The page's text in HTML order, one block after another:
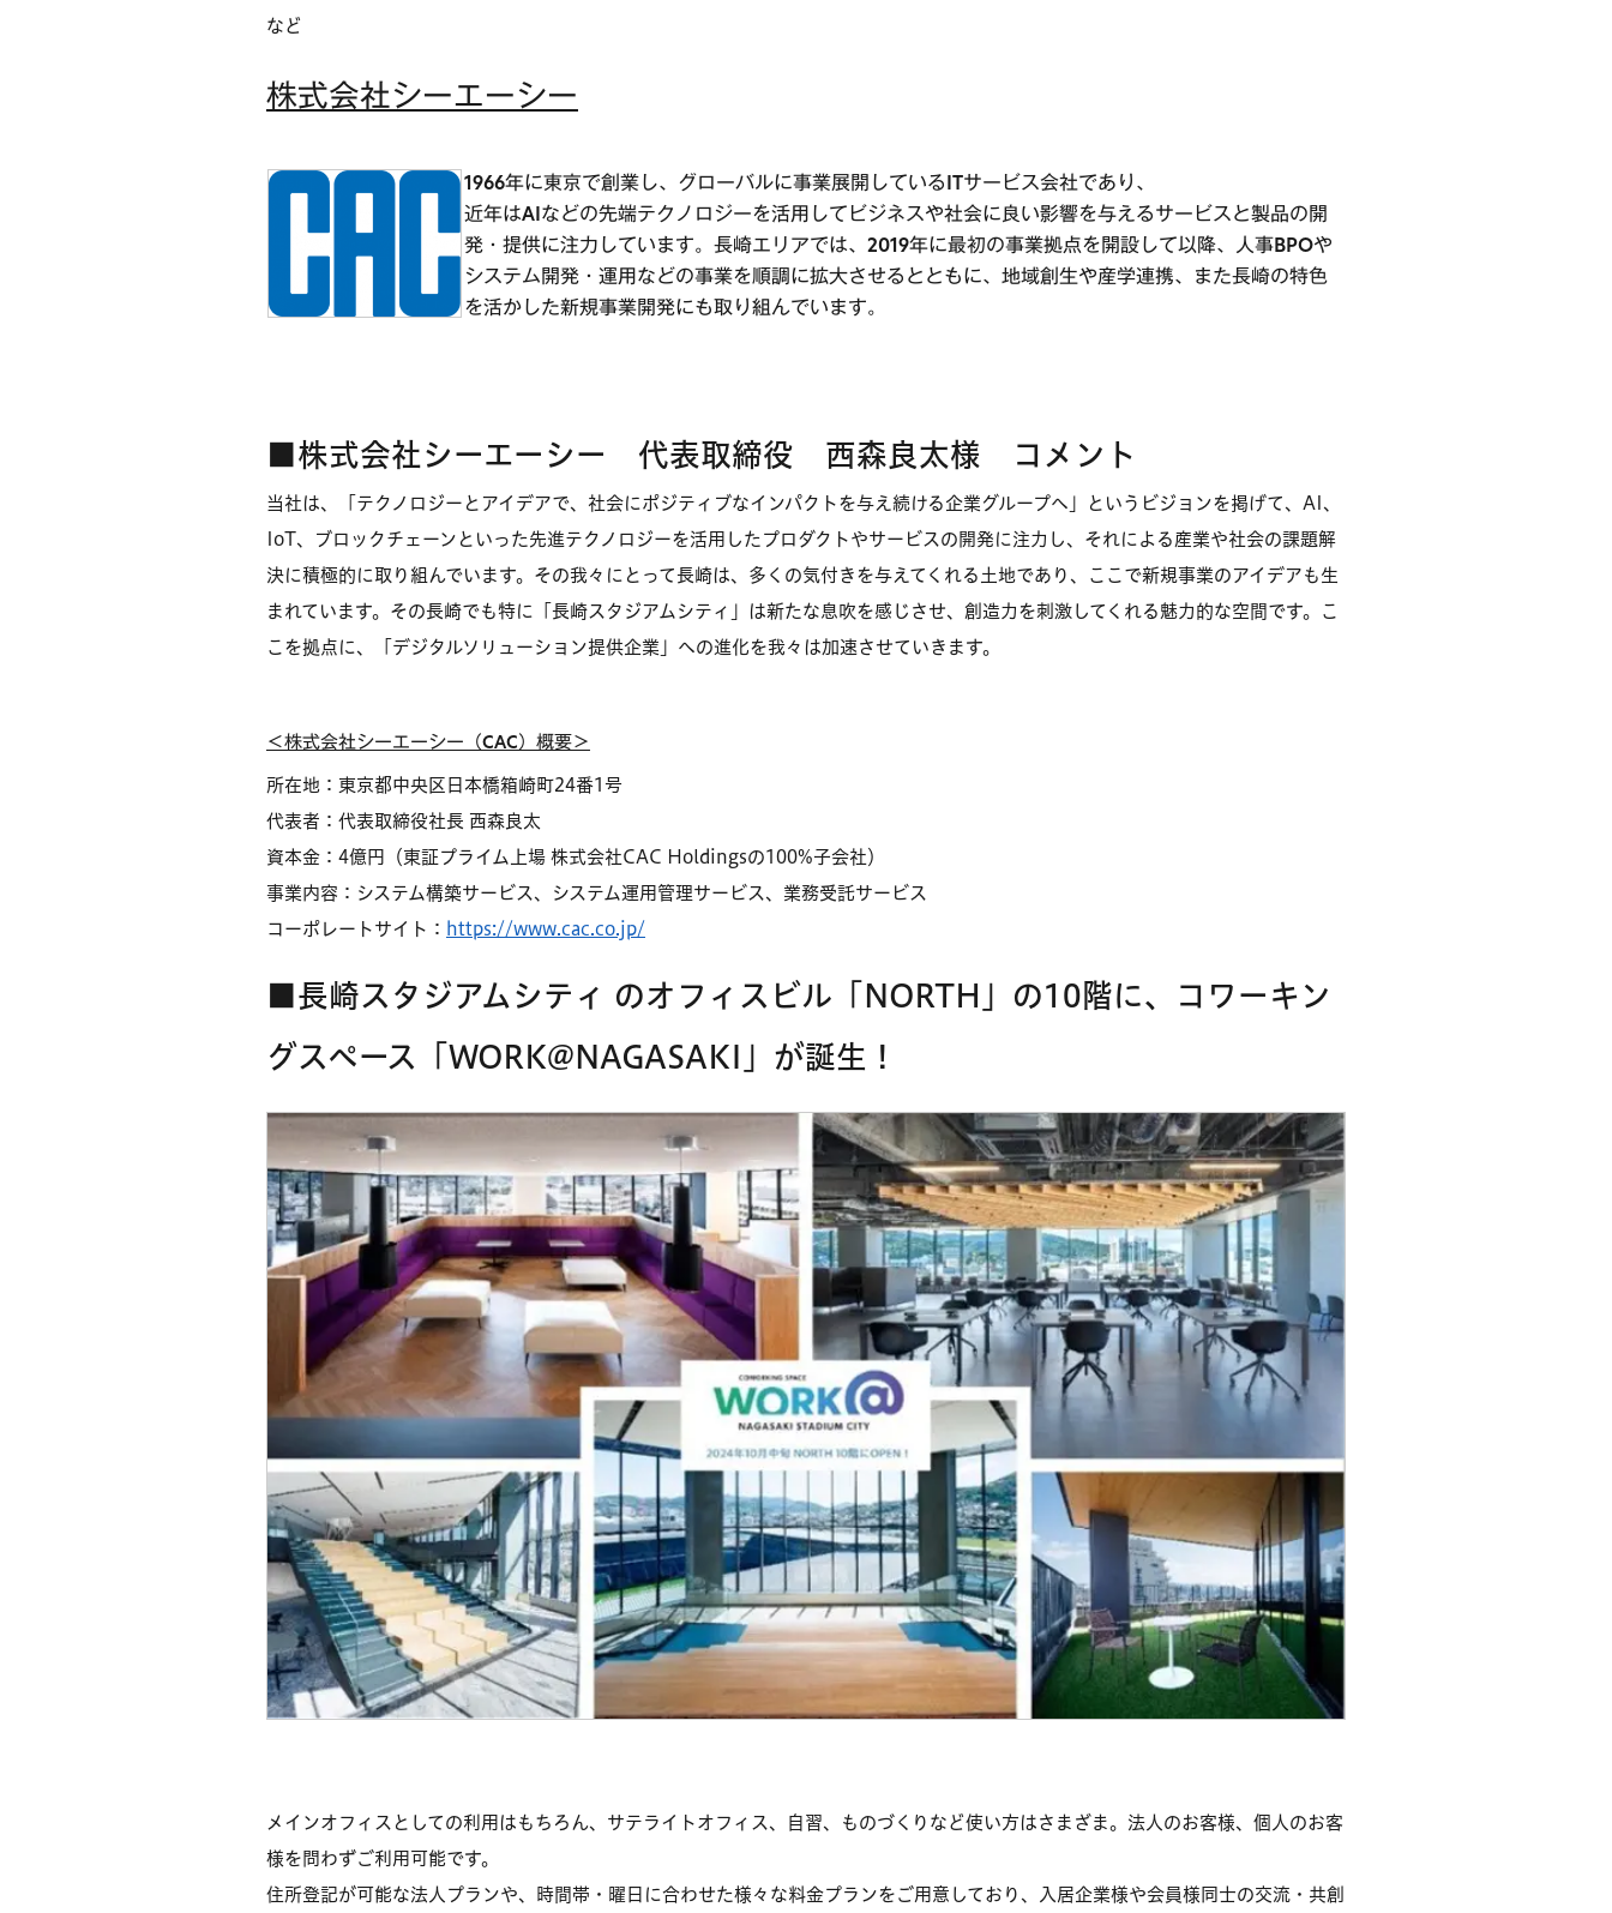
など
株式会社シーエーシー
1966年に東京で創業し、グローバルに事業展開しているITサービス会社であり、
近年はAIなどの先端テクノロジーを活用してビジネスや社会に良い影響を与えるサービスと製品の開
発・提供に注力しています。長崎エリアでは、2019年に最初の事業拠点を開設して以降、人事BPOや
システム開発・運用などの事業を順調に拡大させるとともに、地域創生や産学連携、また長崎の特色
を活かした新規事業開発にも取り組んでいます。
■株式会社シーエーシー 代表取締役 西森良太様 コメント
当社は、「テクノロジーとアイデアで、社会にポジティブなインパクトを与え続ける企業グループへ」というビジョンを掲げて、AI、
IoT、ブロックチェーンといった先進テクノロジーを活用したプロダクトやサービスの開発に注力し、それによる産業や社会の課題解
決に積極的に取り組んでいます。その我々にとって長崎は、多くの気付きを与えてくれる土地であり、ここで新規事業のアイデアも生
まれています。その長崎でも特に「長崎スタジアムシティ」は新たな息吹を感じさせ、創造力を刺激してくれる魅力的な空間です。こ
こを拠点に、「デジタルソリューション提供企業」への進化を我々は加速させていきます。
＜株式会社シーエーシー（CAC）概要＞
所在地：東京都中央区日本橋箱崎町24番1号
代表者：代表取締役社長 西森良太
資本金：4億円（東証プライム上場 株式会社CAC Holdingsの100%子会社）
事業内容：システム構築サービス、システム運用管理サービス、業務受託サービス
コーポレートサイト： https://www.cac.co.jp/
■長崎スタジアムシティ のオフィスビル「NORTH」の10階に、コワーキン
グスペース「WORK@NAGASAKI」が誕生！
メインオフィスとしての利用はもちろん、サテライトオフィス、自習、ものづくりなど使い方はさまざま。法人のお客様、個人のお客
様を問わずご利用可能です。
住所登記が可能な法人プランや、時間帯・曜日に合わせた様々な料金プランをご用意しており、入居企業様や会員様同士の交流・共創